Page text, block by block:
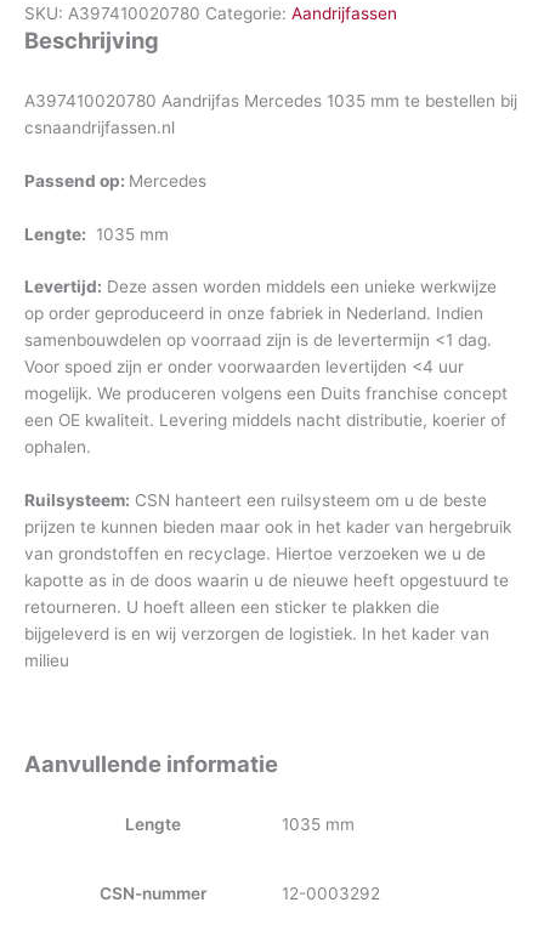
SKU: A397410020780 Categorie: Aandrijfassen
Beschrijving
A397410020780 Aandrijfas Mercedes 1035 mm te bestellen bij
csnaandrijfassen.nl
Passend op: Mercedes
Lengte: 1035 mm
Levertijd: Deze assen worden middels een unieke werkwijze
op order geproduceerd in onze fabriek in Nederland. Indien
samenbouwdelen op voorraad zijn is de levertermijn <1 dag.
Voor spoed zijn er onder voorwaarden levertijden <4 uur
mogelijk. We produceren volgens een Duits franchise concept
een OE kwaliteit. Levering middels nacht distributie, koerier of
ophalen.
Ruilsysteem: CSN hanteert een ruilsysteem om u de beste
prijzen te kunnen bieden maar ook in het kader van hergebruik
van grondstoffen en recyclage. Hiertoe verzoeken we u de
kapotte as in de doos waarin u de nieuwe heeft opgestuurd te
retourneren. U hoeft alleen een sticker te plakken die
bijgeleverd is en wij verzorgen de logistiek. In het kader van
milieu
Aanvullende informatie
Lengte 1035 mm
CSN-nummer 12-0003292